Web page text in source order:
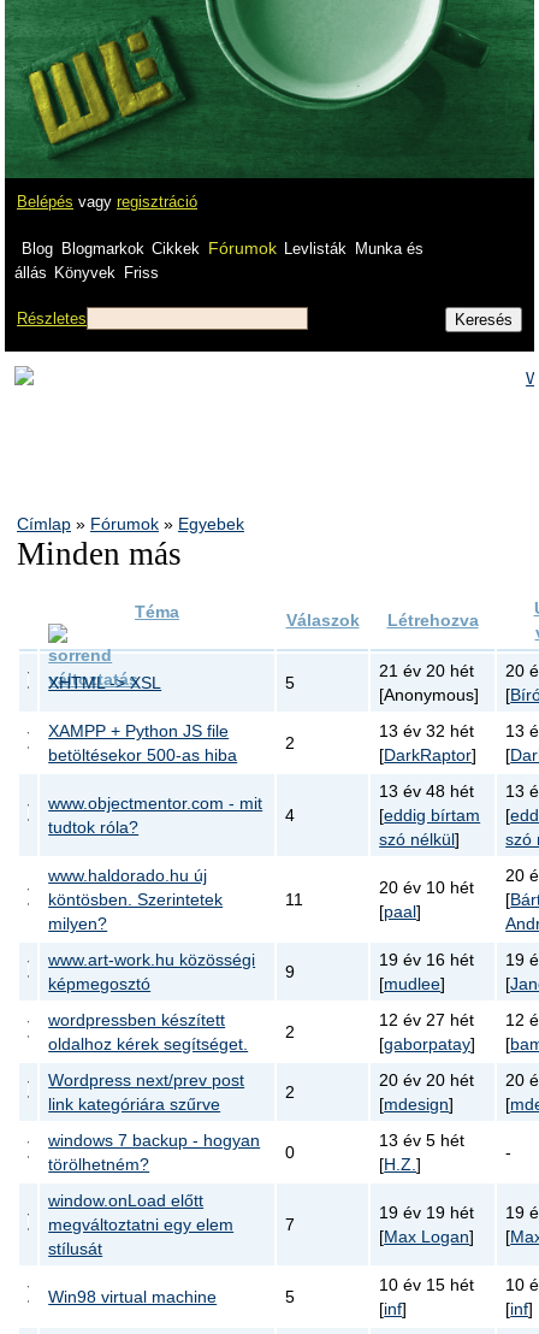
Belépés vagy regisztráció
Blog Blogmarkok Cikkek Fórumok Levlisták
Munka és
állás Könyvek Friss
Részletes
Címlap » Fórumok » Egyebek
Minden más
Téma Válaszok Létrehozva
XHTML -> XSL 5
21 év 20 hét
[Anonymous]
20
[
XAMPP + Python JS file
betöltésekor 500-as hiba
2
13 év 32 hét
[DarkRaptor]
13
[
www.objectmentor.com - mit
tudtok róla?
4
13 év 48 hét
[eddig bírtam
szó nélkül]
13
[
szó
www.haldorado.hu új
köntösben. Szerintetek
milyen?
11
20 év 10 hét
[paal]
20
[
www.art-work.hu közösségi
képmegosztó
9
19 év 16 hét
[mudlee]
19
[
wordpressben készített
oldalhoz kérek segítséget.
2
12 év 27 hét
[gaborpatay]
12
[
Wordpress next/prev post
link kategóriára szűrve
2
20 év 20 hét
[mdesign]
20
[
windows 7 backup - hogyan
törölhetném?
0
13 év 5 hét
[H.Z.]
-
window.onLoad előtt
megváltoztatni egy elem
stílusát
7
19 év 19 hét
[Max Logan]
19
[
Win98 virtual machine 5
10 év 15 hét
[inf]
10
[inf]